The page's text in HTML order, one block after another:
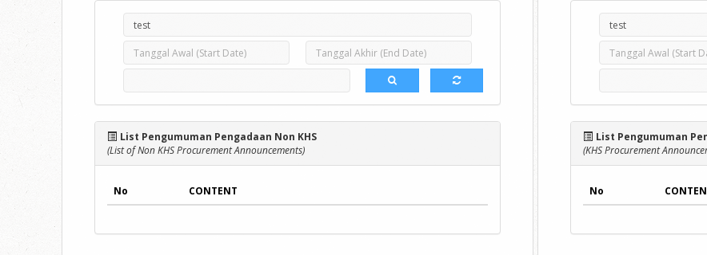
List Pengumuman Pengadaan Non KHS
(List of Non KHS Procurement Announcements)
No CONTENT
List Pengumuman
(KHS Procurement
No